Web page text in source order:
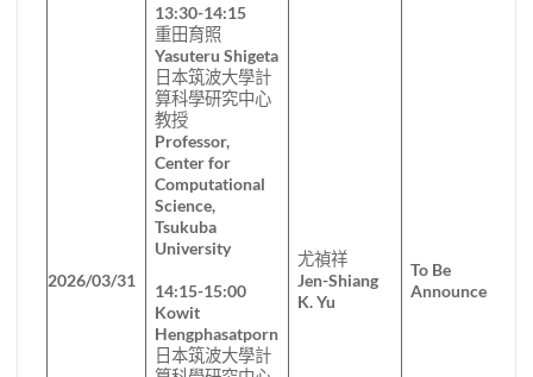
2026/03/31
13:30-14:15
重田育照
Yasuteru Shigeta
日本筑波大學計
算科學研究中心
教授
Professor,
Center for
Computational
Science,
Tsukuba
University
14:15-15:00
Kowit
Hengphasatporn
日本筑波大學計
尤禎祥
Jen-Shiang
K. Yu
To Be
Announced